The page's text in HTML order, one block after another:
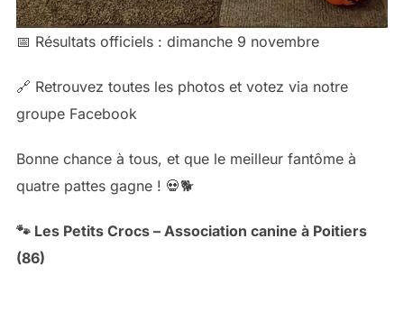
📅 Résultats officiels : dimanche 9 novembre
🔗 Retrouvez toutes les photos et votez via notre
groupe Facebook
Bonne chance à tous, et que le meilleur fantôme à
quatre pattes gagne ! 💀🐕
🐾 Les Petits Crocs – Association canine à Poitiers
(86)